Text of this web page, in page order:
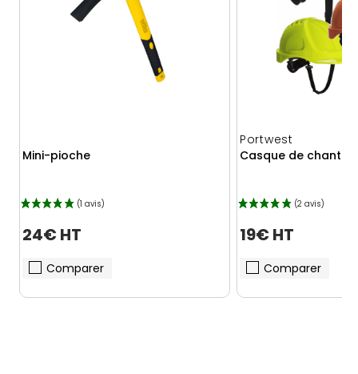
Mini-pioche
24€ HT
Comparer
Portwest
Casque de chantier
19€ HT
Comparer